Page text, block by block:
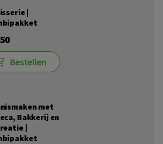
|
Bestellen
met
Bakkerij en
|